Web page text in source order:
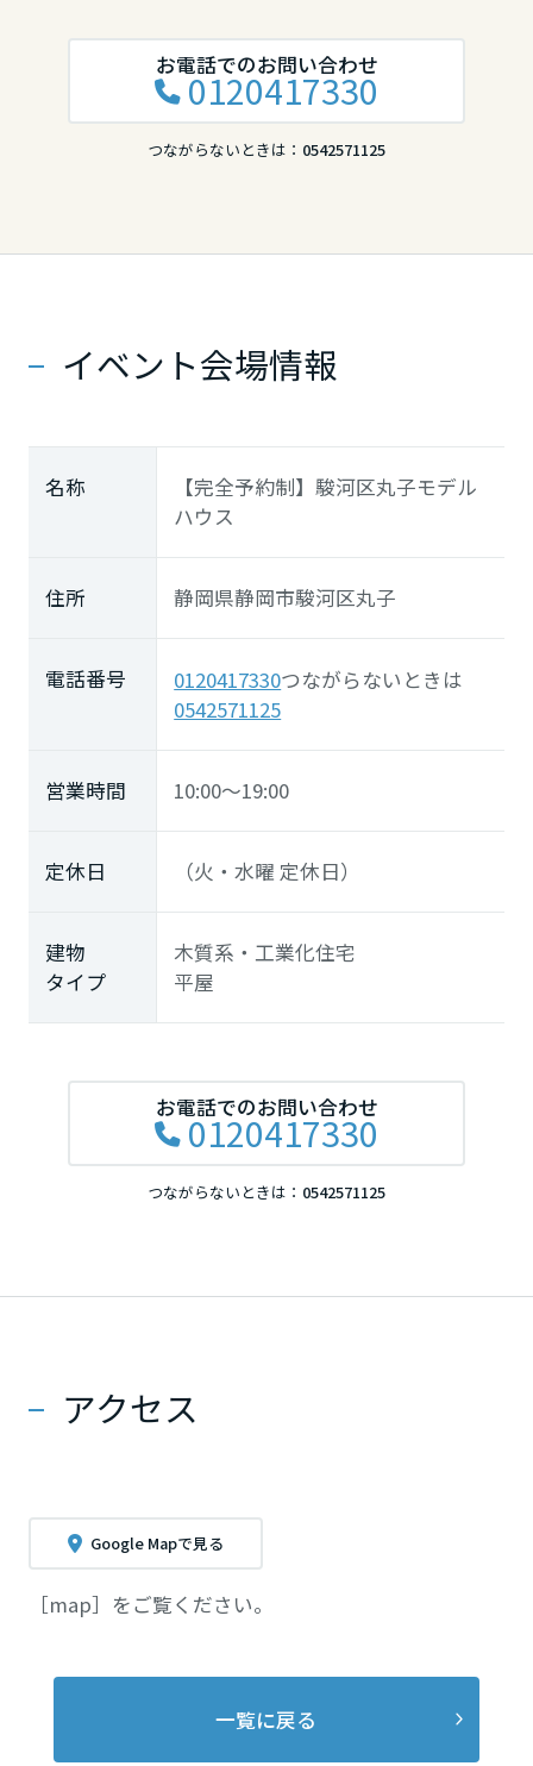
お電話でのお問い合わせ
0120417330
つながらないときは： 0542571125
イベント会場情報
名称
【完全予約制】駿河区丸子モデル
ハウス
住所 静岡県静岡市駿河区丸子
電話番号 0120417330つながらないときは
0542571125
営業時間 10:00～19:00
定休日 （火・水曜 定休日）
建物
タイプ
木質系・工業化住宅
平屋
お電話でのお問い合わせ
0120417330
つながらないときは： 0542571125
アクセス
Google Mapで見る
［map］をご覧ください。
一覧に戻る